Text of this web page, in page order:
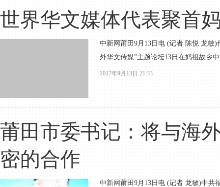
世界华文媒体代表聚首
中新网莆田9月13日电 (记者 陈悦 龙敏
外华文传媒”主题论坛13日在妈祖故乡
2017年9月13日 21:33
莆田市委书记：将与海
密的合作
中新网莆田9月13日电 (记者 龙敏)中共